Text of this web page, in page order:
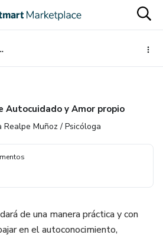
Amor propio
Autocuidado y Amor propio
Realpe Muñoz / Psicóloga
de una manera práctica y con
en el autoconocimiento,